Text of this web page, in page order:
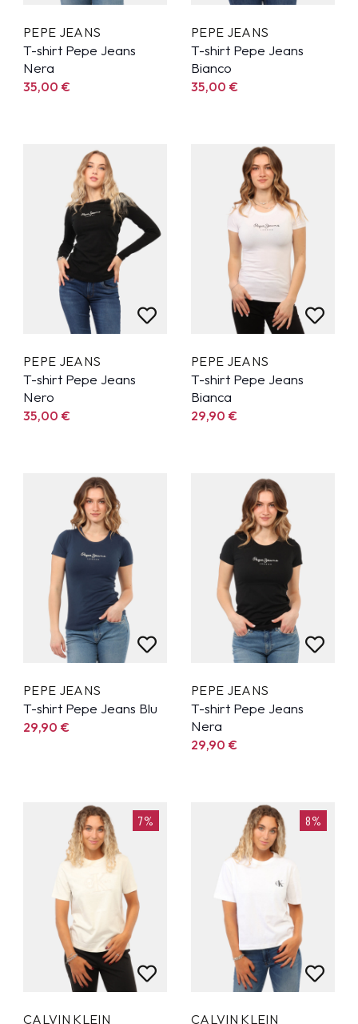
PEPE JEANS
T-shirt Pepe Jeans
Nera
35,00€
PEPE JEANS
T-shirt Pepe Jeans
Bianco
35,00€
PEPE JEANS
T-shirt Pepe Jeans
Nero
35,00€
PEPE JEANS
T-shirt Pepe Jeans
Bianca
29,90€
PEPE JEANS
T-shirt Pepe Jeans Blu
29,90€
PEPE JEANS
T-shirt Pepe Jeans
Nera
29,90€
7%
CALVIN KLEIN
8%
CALVIN KLEIN